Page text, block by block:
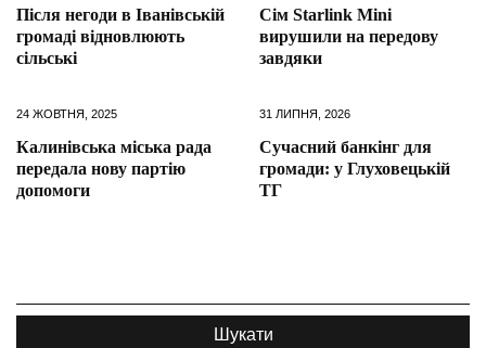
Після негоди в Іванівській
громаді відновлюють
сільські
Сім Starlink Mini
вирушили на передову
завдяки
24 ЖОВТНЯ, 2025
Калинівська міська рада
передала нову партію
допомоги
31 ЛИПНЯ, 2026
Сучасний банкінг для
громади: у Глуховецькій
ТГ